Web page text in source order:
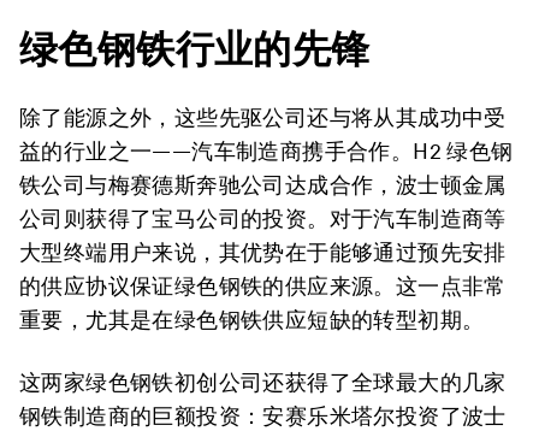
绿色钢铁行业的先锋
除了能源之外，这些先驱公司还与将从其成功中受
益的行业之一——汽车制造商携手合作。H2 绿色钢
铁公司与梅赛德斯奔驰公司达成合作，波士顿金属
公司则获得了宝马公司的投资。对于汽车制造商等
大型终端用户来说，其优势在于能够通过预先安排
的供应协议保证绿色钢铁的供应来源。这一点非常
重要，尤其是在绿色钢铁供应短缺的转型初期。
这两家绿色钢铁初创公司还获得了全球最大的几家
钢铁制造商的巨额投资：安赛乐米塔尔投资了波士